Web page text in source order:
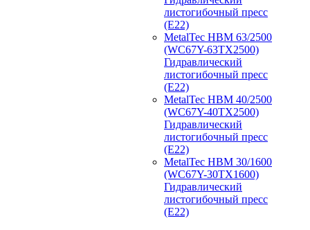
листогибочный пресс
(E22)
MetalTec HBM 63/2500
(WC67Y-63TX2500)
Гидравлический
листогибочный пресс
(E22)
MetalTec HBM 40/2500
(WC67Y-40TX2500)
Гидравлический
листогибочный пресс
(E22)
MetalTec HBM 30/1600
(WC67Y-30TX1600)
Гидравлический
листогибочный пресс
(E22)